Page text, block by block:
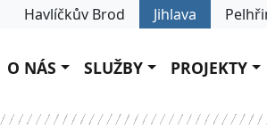
Havlíčkův Brod Jihlava
O NÁS SLUŽBY PROJEKTY